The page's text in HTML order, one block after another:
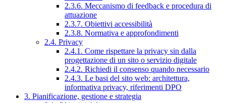
2.3.6. Meccanismo di feedback e procedura di
attuazione
2.3.7. Obiettivi accessibilità
2.3.8. Normativa e approfondimenti
2.4. Privacy
2.4.1. Come rispettare la privacy sin dalla
progettazione di un sito o servizio digitale
2.4.2. Richiedi il consenso quando necessario
2.4.3. Le basi del sito web: architettura,
informativa privacy, riferimenti DPO
3. Pianificazione, gestione e strategia